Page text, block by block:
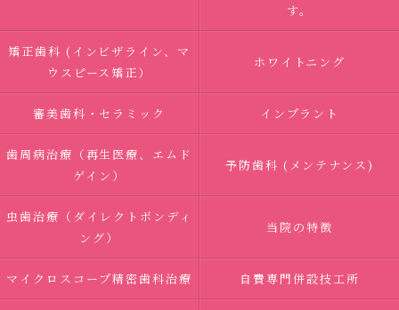
す。
矯正歯科 (インビザライン、マ
ウスピース矯正）
ホワイトニング
審美歯科・セラミック インプラント
歯周病治療（再生医療、エムド
ゲイン）
予防歯科 (メンテナンス)
虫歯治療（ダイレクトボンディ
ング）
当院の特徴
マイクロスコープ精密歯科治療 自費専門併設技工所